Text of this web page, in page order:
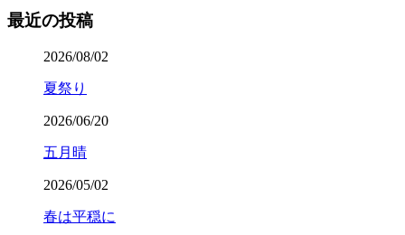
最近の投稿
2026/08/02
夏祭り
2026/06/20
五月晴
2026/05/02
春は平穏に